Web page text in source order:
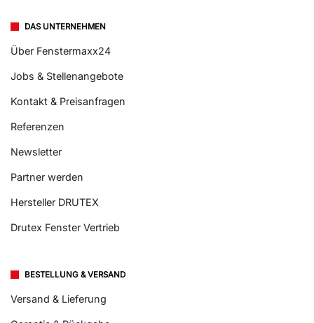
DAS UNTERNEHMEN
Über Fenstermaxx24
Jobs & Stellenangebote
Kontakt & Preisanfragen
Referenzen
Newsletter
Partner werden
Hersteller DRUTEX
Drutex Fenster Vertrieb
BESTELLUNG & VERSAND
Versand & Lieferung